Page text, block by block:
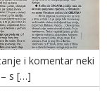
i komentar neki
s […]